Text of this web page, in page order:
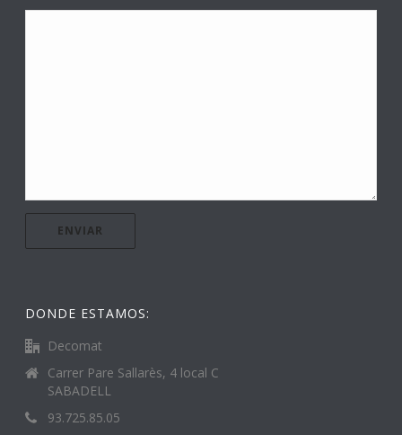
DONDE ESTAMOS:
Decomat
Carrer Pare Sallarès, 4 local C
SABADELL
93.725.85.05